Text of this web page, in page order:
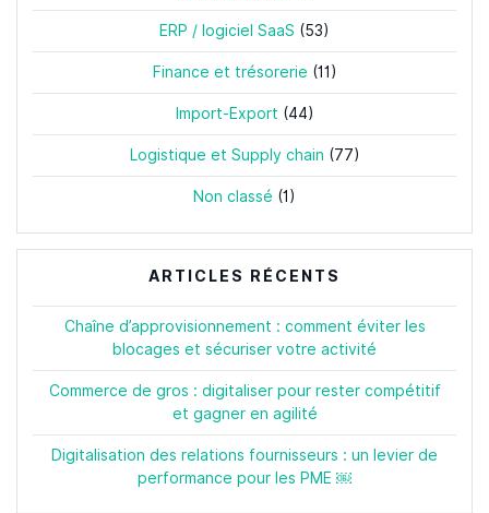
ERP / logiciel SaaS (53)
Finance et trésorerie (11)
Import-Export (44)
Logistique et Supply chain (77)
Non classé (1)
ARTICLES RÉCENTS
Chaîne d’approvisionnement : comment éviter les
blocages et sécuriser votre activité
Commerce de gros : digitaliser pour rester compétitif
et gagner en agilité
Digitalisation des relations fournisseurs : un levier de
performance pour les PME ￼